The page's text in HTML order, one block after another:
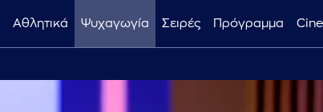
Αθλητικά Ψυχαγωγία Σειρές Πρόγραμμα